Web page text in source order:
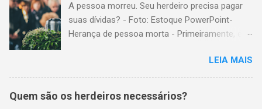
A pessoa morreu. Seu herdeiro precisa pagar
suas dívidas? - Foto: Estoque PowerPoint-
Herança de pessoa morta - Primeiramente, é
formado pelos elementos, para transmissão
aos sucessores. Esses elementos são: A)
positivos; ou seja, com importância monetária,
LEIA MAIS
Quem são os herdeiros necessários?